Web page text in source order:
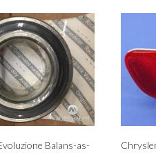
Balans-as-